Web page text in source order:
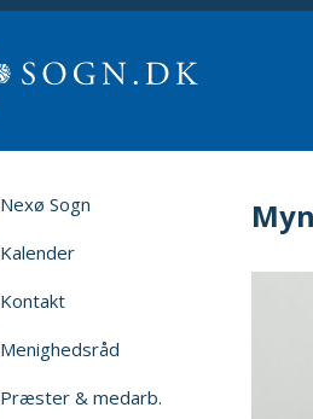
Nexø Sogn
Kalender
Kontakt
Menighedsråd
Præster & medarb.